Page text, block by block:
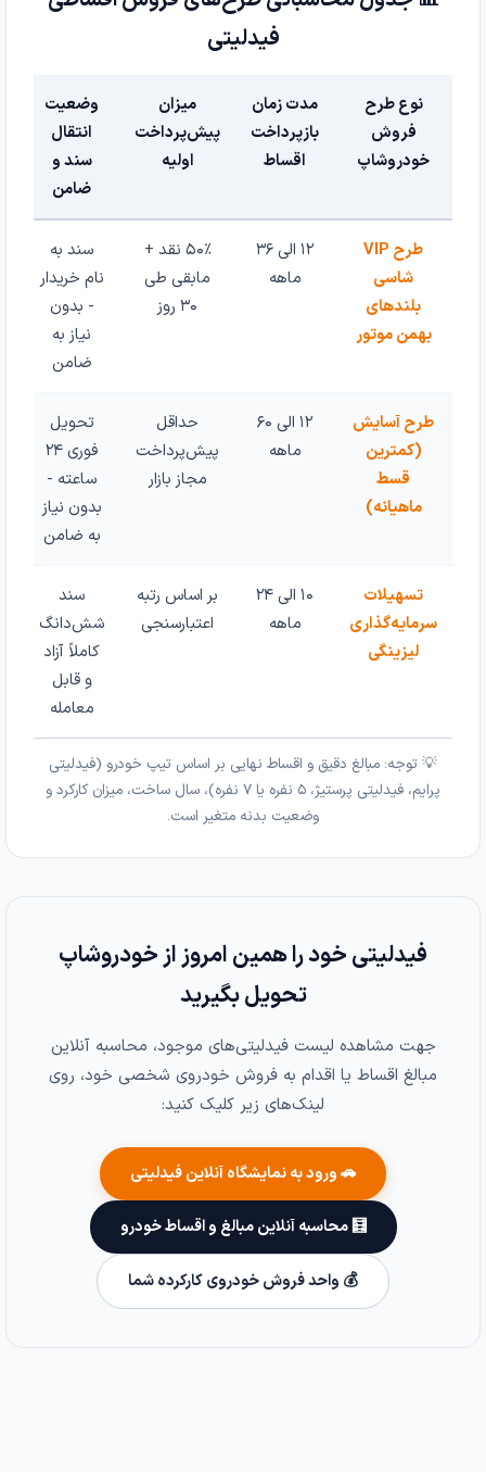
فیدلیتی
نوع طرح
فروش
خودروشاپ
مدت زمان
بازپرداخت
اقساط
میزان
پیش‌پرداخت
اولیه
وضعیت
انتقال
سند و
ضامن
طرح VIP
شاسی
بلندهای
بهمن موتور
۱۲ الی ۳۶
ماهه
۵۰٪ نقد +
مابقی طی
۳۰ روز
سند به
نام خریدار
- بدون
نیاز به
ضامن
طرح آسایش
(کمترین
قسط
ماهیانه)
۱۲ الی ۶۰
ماهه
حداقل
پیش‌پرداخت
مجاز بازار
تحویل
فوری ۲۴
ساعته -
بدون نیاز
به ضامن
تسهیلات
سرمایه‌گذاری
لیزینگی
۱۰ الی ۲۴
ماهه
بر اساس رتبه
اعتبارسنجی
سند
شش‌دانگ
کاملاً آزاد
و قابل
معامله
💡 توجه: مبالغ دقیق و اقساط نهایی بر اساس تیپ خودرو (فیدلیتی
پرایم، فیدلیتی پرستیژ، ۵ نفره یا ۷ نفره)، سال ساخت، میزان کارکرد و
وضعیت بدنه متغیر است.
فیدلیتی خود را همین امروز از خودروشاپ
تحویل بگیرید
جهت مشاهده لیست فیدلیتی‌های موجود، محاسبه آنلاین
مبالغ اقساط یا اقدام به فروش خودروی شخصی خود، روی
لینک‌های زیر کلیک کنید:
🚗 ورود به نمایشگاه آنلاین فیدلیتی
🧮 محاسبه آنلاین مبالغ و اقساط خودرو
💰 واحد فروش خودروی کارکرده شما